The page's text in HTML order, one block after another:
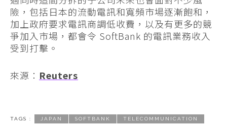
險，包括日本的流動電訊和寬頻市場逐漸飽和，
加上政府要求電訊商調低收費，以及有更多的競
爭加入市場，都會令 SoftBank 的電訊業務收入
受到打擊。
來源： Reuters
TAGS : JAPAN SOFTBANK TELECOMMUNICATION